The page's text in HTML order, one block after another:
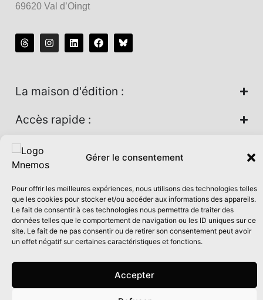
Gérer le consentement
Pour offrir les meilleures expériences, nous utilisons des technologies telles
que les cookies pour stocker et/ou accéder aux informations des appareils.
Le fait de consentir à ces technologies nous permettra de traiter des
données telles que le comportement de navigation ou les ID uniques sur ce
site. Le fait de ne pas consentir ou de retirer son consentement peut avoir
un effet négatif sur certaines caractéristiques et fonctions.
Accepter
69620 Val d’Oingt
La maison d'édition :
Accès rapide :
Nos univers :
Maison d’édition soutenue par la DRAC Auvergne-Rhône-
Alpes et la Région Auvergne-Rhône-Alpes dans le cadre du
Contrat de filière Livre 2024